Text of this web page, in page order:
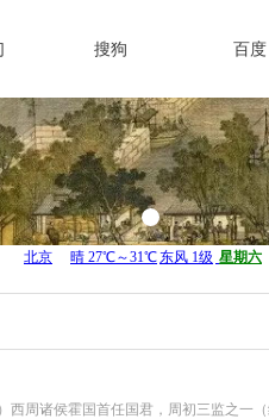
搜狗 百度
西周诸侯霍国首任国君，周初三监之一